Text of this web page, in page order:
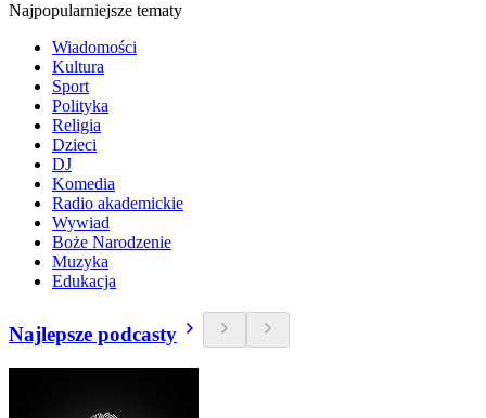
Najpopularniejsze tematy
Wiadomości
Kultura
Sport
Polityka
Religia
Dzieci
DJ
Komedia
Radio akademickie
Wywiad
Boże Narodzenie
Muzyka
Edukacja
Najlepsze podcasty